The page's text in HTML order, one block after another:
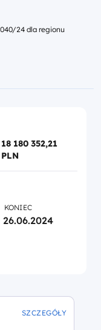
040/24 dla regionu
SZCZEGÓŁY
18 180 352,21
PLN
KONIEC
26.06.2024